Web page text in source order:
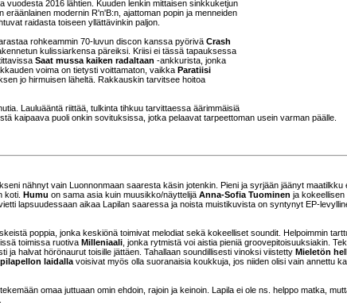
vuodesta 2016 lähtien. Kuuden lenkin mittaisen sinkkuketjun
modernin R'n'B:n, ajattoman popin ja menneiden
raidasta toiseen yllättävinkin paljon.
rohkeammin 70-luvun discon kanssa pyörivä Crash
kulissiarkensa päreiksi. Kriisi ei tässä tapauksessa
Saat mussa kaiken radaltaan -ankkurista, jonka
voima on tietysti voittamaton, vaikka Paratiisi
jo hirmuisen läheltä. Rakkauskin tarvitsee hoitoa
Lauluääntä riittää, tulkinta tihkuu tarvittaessa äärimmäisiä
kaipaava puoli onkin sovituksissa, jotka pelaavat tarpeettoman usein varman päälle.
nähnyt vain Luonnonmaan saaresta käsin jotenkin. Pieni ja syrjään jäänyt maatilkku
koti. Humu on sama asia kuin muusikko/näyttelijä Anna-Sofia Tuominen ja kokeellisen
vietti lapsuudessaan aikaa Lapilan saaressa ja noista muistikuvista on syntynyt EP-
poppia, jonka keskiönä toimivat melodiat sekä kokeelliset soundit. Helpoimmin
toimissa ruotiva Milleniaali , jonka rytmistä voi aistia pieniä groovepitoisuuksiakin.
ja halvat hörönaurut toisille jättäen. Tahallaan soundillisesti vinoksi viistetty Mieletön
laidalla voisivat myös olla suoranaisia koukkuja, jos niiden olisi vain annettu
omaa juttuaan omin ehdoin, rajoin ja keinoin. Lapila ei ole ns. helppo matka,